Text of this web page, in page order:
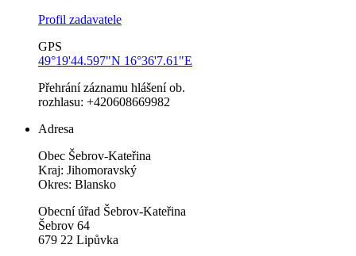
Profil zadavatele
GPS
49°19'44.597"N 16°36'7.61"E
Přehrání záznamu hlášení ob.
rozhlasu: +420608669982
Adresa
Obec Šebrov-Kateřina
Kraj: Jihomoravský
Okres: Blansko
Obecní úřad Šebrov-Kateřina
Šebrov 64
679 22 Lipůvka